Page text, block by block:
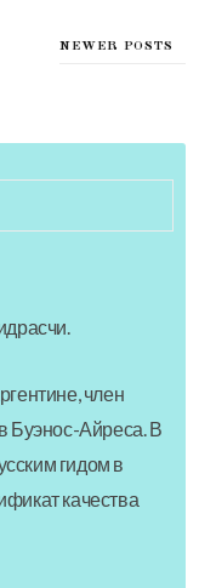
NEWER POSTS
член
Буэнос-Айреса. В
гидом в
качества